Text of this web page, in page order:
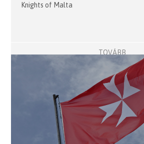
Knights of Malta
TOVÁBB